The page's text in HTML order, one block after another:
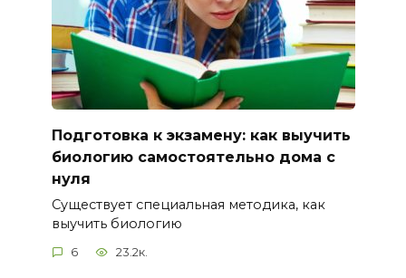
Подготовка к экзамену: как выучить
биологию самостоятельно дома с
нуля
Существует специальная методика, как
выучить биологию
6 23.2к.